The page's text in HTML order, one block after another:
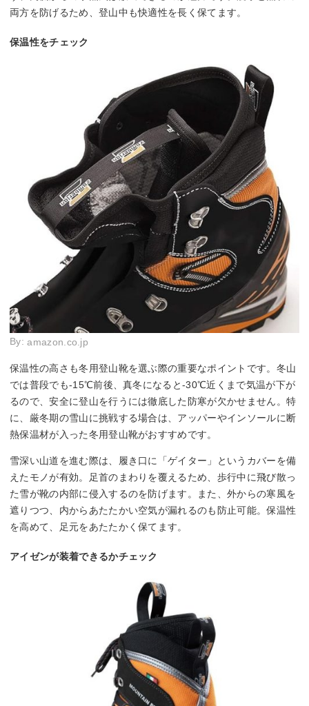
両方を防げるため、登山中も快適性を長く保てます。
保温性をチェック
By:amazon.co.jp
保温性の高さも冬用登山靴を選ぶ際の重要なポイントです。冬山
では普段でも-15℃前後、真冬になると-30℃近くまで気温が下が
るので、安全に登山を行うには徹底した防寒が欠かせません。特
に、厳冬期の雪山に挑戦する場合は、アッパーやインソールに断
熱保温材が入った冬用登山靴がおすすめです。
雪深い山道を進む際は、履き口に「ゲイター」というカバーを備
えたモノが有効。足首のまわりを覆えるため、歩行中に飛び散っ
た雪が靴の内部に侵入するのを防げます。また、外からの寒風を
遮りつつ、内からあたたかい空気が漏れるのも防止可能。保温性
を高めて、足元をあたたかく保てます。
アイゼンが装着できるかチェック